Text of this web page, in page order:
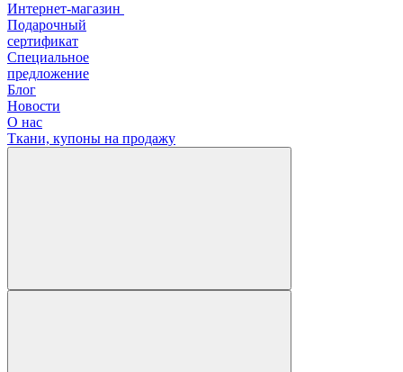
Интернет-магазин
Подарочный
сертификат
Специальное
предложение
Блог
Новости
О нас
Ткани, купоны на продажу